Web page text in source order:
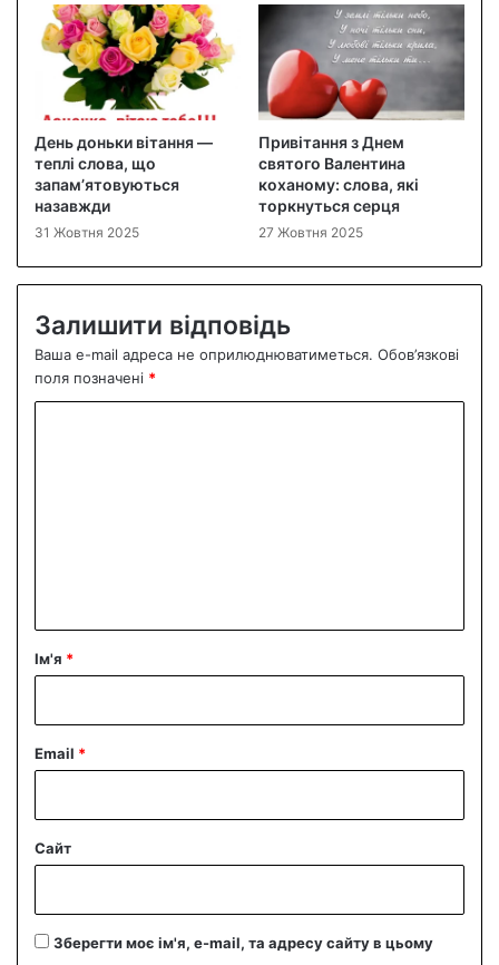
День доньки вітання —
теплі слова, що
запам’ятовуються
назавжди
31 Жовтня 2025
Привітання з Днем
святого Валентина
коханому: слова, які
торкнуться серця
27 Жовтня 2025
Залишити відповідь
Ваша e-mail адреса не оприлюднюватиметься. Обов’язкові
поля позначені *
рІм'я *
Email *
Сайт
Зберегти моє ім'я, e-mail, та адресу сайту в цьому